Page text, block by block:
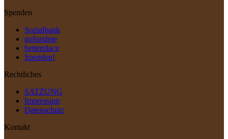
Spenden
Sozialbank
gofundme
betterplace
Spenden!
Rechtliches
SATZUNG
Impressum
Datenschutz
Kontakt